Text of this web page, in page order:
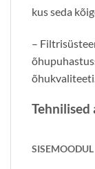
kus seda
–
õhukvaliteeti.
Tehnilised
SISEMOODUL